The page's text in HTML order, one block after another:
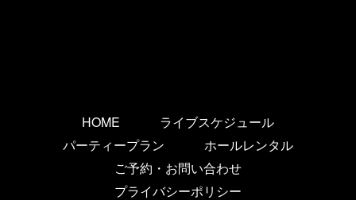
HOME
ライブスケジュール
パーティープラン
ホールレンタル
ご予約・お問い合わせ
プライバシーポリシー